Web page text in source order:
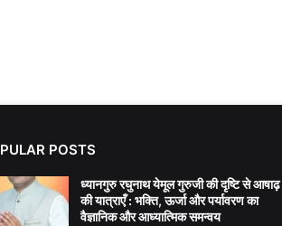
POSTS
ध्यानगुरु रघुनाथ येमूल गुरुजी की दृष्टि से आषाढ़
की यात्राएँ : भक्ति, ऊर्जा और पर्यावरण का
वैज्ञानिक और आध्यात्मिक समन्वय